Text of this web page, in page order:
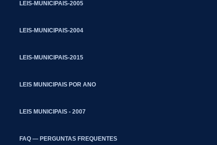
LEIS-MUNICIPAIS-2005
LEIS-MUNICIPAIS-2004
LEIS-MUNICIPAIS-2015
LEIS MUNICIPAIS POR ANO
LEIS MUNICIPAIS - 2007
FAQ — PERGUNTAS FREQUENTES